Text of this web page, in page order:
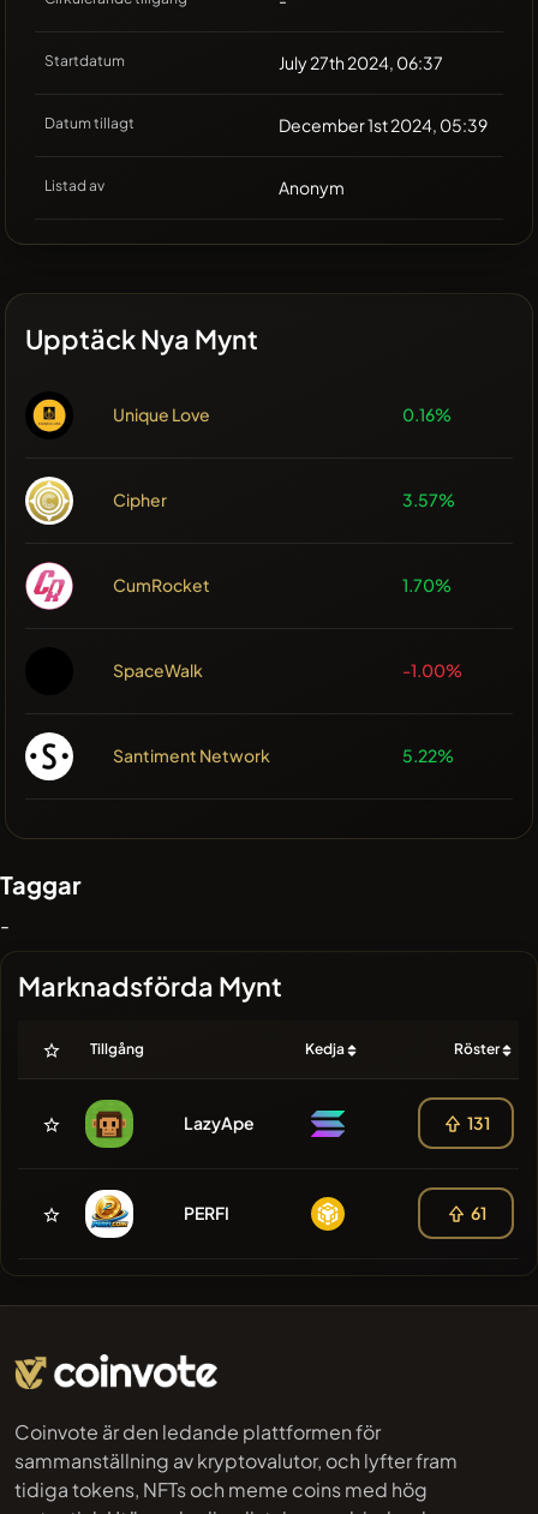
Startdatum July 27th 2024, 06:37
Datum tillagt December 1st 2024, 05:39
Listad av Anonym
Upptäck Nya Mynt
Unique Love 0.16%
Cipher 3.57%
CumRocket 1.70%
SpaceWalk -1.00%
Santiment Network 5.22%
Taggar
-
Marknadsförda Mynt
Tillgång Kedja Röster
LazyApe 131
PERFI 61
Coinvote är den ledande plattformen för
sammanställning av kryptovalutor, och lyfter fram
tidiga tokens, NFTs och meme coins med hög